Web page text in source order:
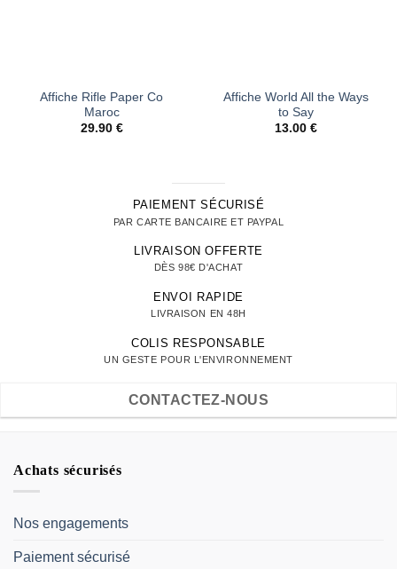
Affiche Rifle Paper Co
Maroc
29.90 €
Affiche World All the Ways
to Say
13.00 €
PAIEMENT SÉCURISÉ
PAR CARTE BANCAIRE ET PAYPAL
LIVRAISON OFFERTE
DÈS 98€ D'ACHAT
ENVOI RAPIDE
LIVRAISON EN 48H
COLIS RESPONSABLE
UN GESTE POUR L'ENVIRONNEMENT
CONTACTEZ-NOUS
Achats sécurisés
Nos engagements
Paiement sécurisé